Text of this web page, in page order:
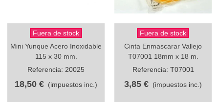
Fuera de stock
Mini Yunque Acero Inoxidable
115 x 30 mm.
Referencia: 20025
18,50 € (impuestos inc.)
Fuera de stock
Cinta Enmascarar Vallejo
T07001 18mm x 18 m.
Referencia: T07001
3,85 € (impuestos inc.)